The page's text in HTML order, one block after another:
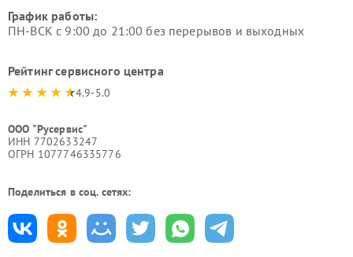
График работы:
ПН-ВСК с 9:00 до 21:00 без перерывов и выходных
Рейтинг сервисного центра
4.9-5.0
ООО "Русервис"
ИНН 7702633247
ОГРН 1077746335776
Поделиться в соц. сетях: